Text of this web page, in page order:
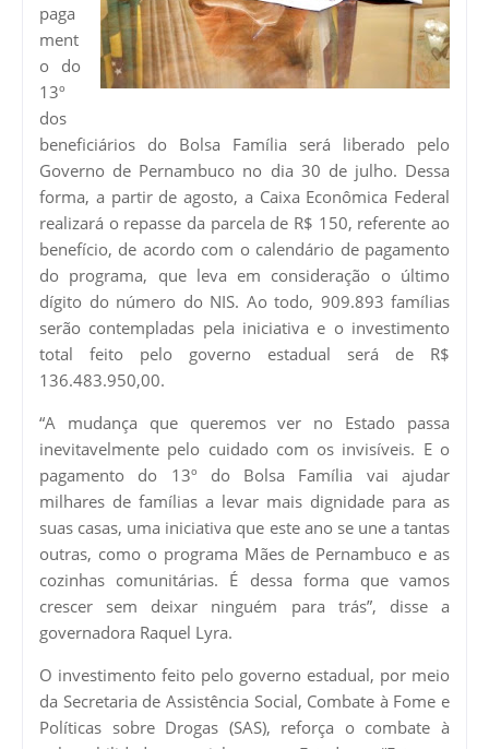
paga
ment
o do
13º
dos
beneficiários do Bolsa Família será liberado pelo
Governo de Pernambuco no dia 30 de julho. Dessa
forma, a partir de agosto, a Caixa Econômica Federal
realizará o repasse da parcela de R$ 150, referente ao
benefício, de acordo com o calendário de pagamento
do programa, que leva em consideração o último
dígito do número do NIS. Ao todo, 909.893 famílias
serão contempladas pela iniciativa e o investimento
total feito pelo governo estadual será de R$
136.483.950,00.
“A mudança que queremos ver no Estado passa
inevitavelmente pelo cuidado com os invisíveis. E o
pagamento do 13º do Bolsa Família vai ajudar
milhares de famílias a levar mais dignidade para as
suas casas, uma iniciativa que este ano se une a tantas
outras, como o programa Mães de Pernambuco e as
cozinhas comunitárias. É dessa forma que vamos
crescer sem deixar ninguém para trás”, disse a
governadora Raquel Lyra.
O investimento feito pelo governo estadual, por meio
da Secretaria de Assistência Social, Combate à Fome e
Políticas sobre Drogas (SAS), reforça o combate à